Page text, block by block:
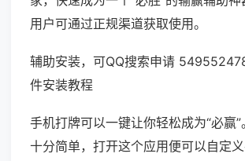
用户可通过正规渠道获取使用。
辅助安装，可QQ搜索申请
件安装教程
手机打牌可以一键让你轻松成为“必赢
十分简单，打开这个应用便可以自定